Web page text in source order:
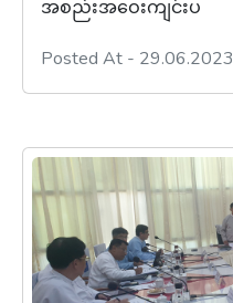
အစည်းအဝေးကျင်းပ
Posted At - 29.06.2023